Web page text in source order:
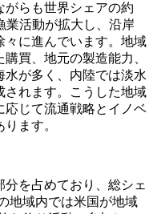
らも世界シェアの約
業活動が拡大し、沿岸
々に進んでいます。地域
買、地元の製造能力、
が多く、内陸では淡水
されます。こうした地域
応じて流通戦略とイノベ
ます。
を占めており、総シェ
地域内では米国が地域